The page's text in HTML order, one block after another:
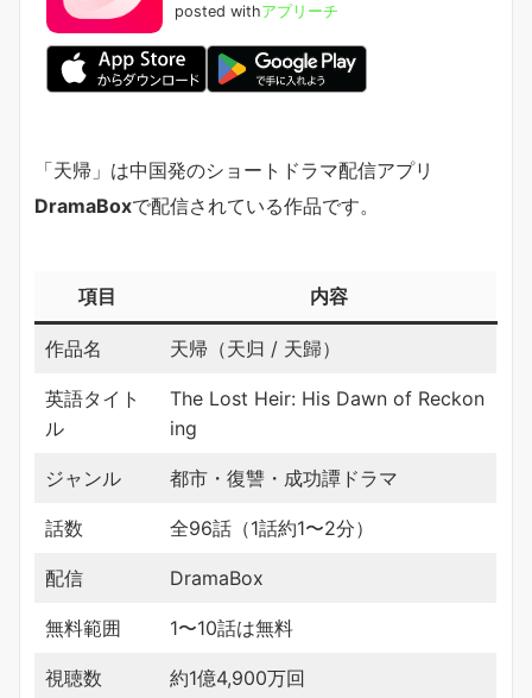
posted withアプリーチ
「天帰」は中国発のショートドラマ配信アプリ
DramaBoxで配信されている作品です。
項目 内容
作品名 天帰（天归 / 天歸）
英語タイト
ル
The Lost Heir: His Dawn of Reckon
ing
ジャンル 都市・復讐・成功譚ドラマ
話数 全96話（1話約1〜2分）
配信 DramaBox
無料範囲 1〜10話は無料
視聴数 約1億4,900万回